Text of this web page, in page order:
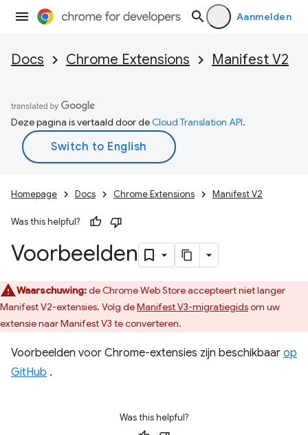
Aanmelden
Docs Chrome Extensions Manifest V2
Deze pagina is vertaald door deCloud Translation API.
Homepage Docs Chrome Extensions Manifest V2
Was this helpful?
Voorbeelden
Waarschuwing:de Chrome Web Store accepteert niet langer
Manifest V2-extensies. Volg deManifest V3-migratiegidsom uw
extensie naar Manifest V3 te converteren.
Voorbeelden voor Chrome-extensies zijn beschikbaar op
GitHub .
Was this helpful?